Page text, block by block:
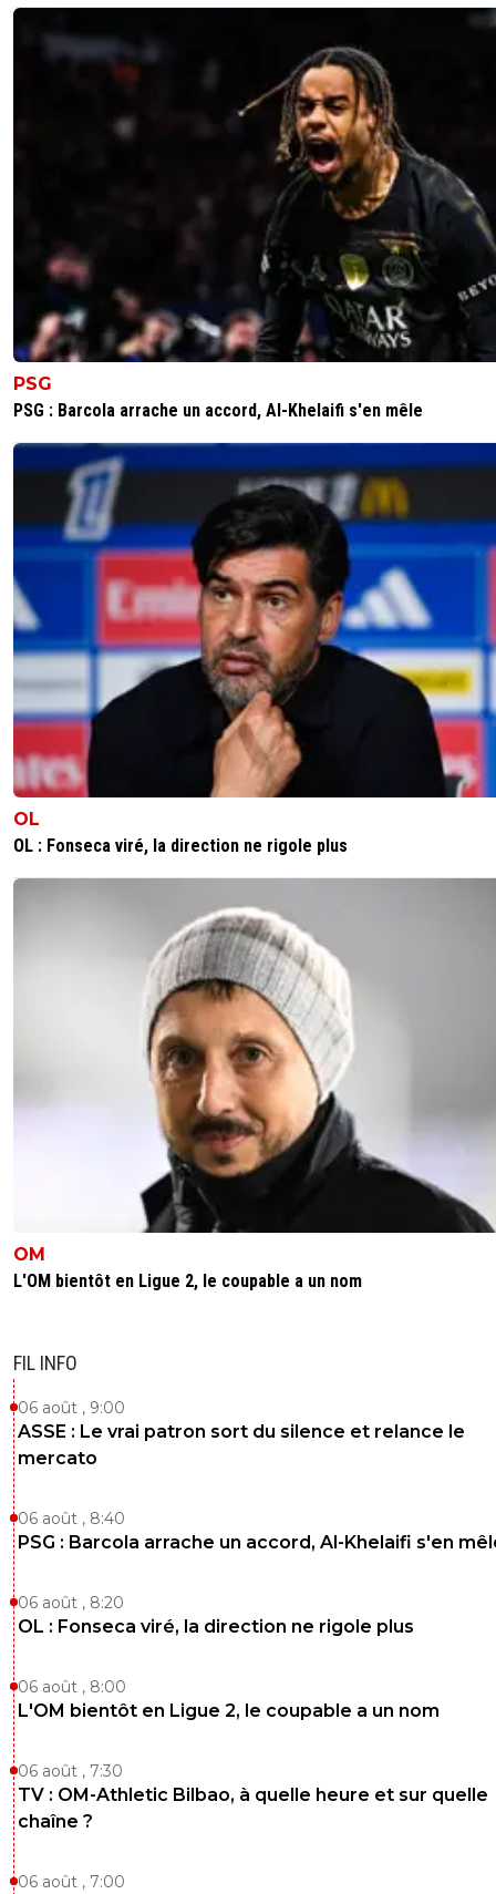
jccemoi 04 février 2026 à 16:40 +341
Tu pointes le souci, c'est son coût d'achat. Or
pas sa faute si un club a mis 35 millions
Lui se donne à fond, défend, attaque, participe
fond de jeu. Vraiment le seul regret est sa
Mais après c'est sa première saison, il y a eu
retour de blessure, je pense qu'on peut lui
temps de faire mieux.
Répondre
Ne pas oublier qu'il a été blessé + de 2 mois quand il est
compter ses efforts. Peut être que ça se ressent un peu
ses frappes vu qu'il continue à être a fond a chaque
0 +
san-konbinn 04 février 2026 à 16:01
Laisse le tranquille il fait le job et il faut du temps pour s
arrêté de le faire c...
4+ Répondre
PSG
PSG : Barcola arrache un accord, Al-Khelaifi s'en mêle
OL
OL : Fonseca viré, la direction ne rigole plus
OM
L'OM bientôt en Ligue 2, le coupable a un nom
FIL INFO
06 août , 9:00
ASSE : Le vrai patron sort du silence et relance le
mercato
06 août , 8:40
PSG : Barcola arrache un accord, Al-Khelaifi s'en
06 août , 8:20
OL : Fonseca viré, la direction ne rigole plus
06 août , 8:00
L'OM bientôt en Ligue 2, le coupable a un nom
06 août , 7:30
TV : OM-Athletic Bilbao, à quelle heure et sur quelle
chaîne ?
06 août , 7:00